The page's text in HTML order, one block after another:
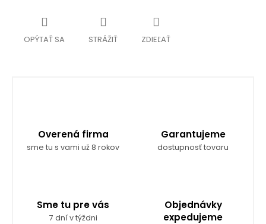
OPÝTAŤ SA STRÁŽIŤ ZDIEĽAŤ
Overená firma
sme tu s vami už 8 rokov
Garantujeme
dostupnosť tovaru
Sme tu pre vás
7 dní v týždni
Objednávky
expedujeme